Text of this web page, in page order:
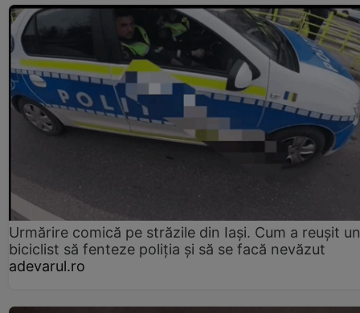
Urmărire comică pe străzile din Iași. Cum a reușit un
biciclist să fenteze poliția și să se facă nevăzut
adevarul.ro